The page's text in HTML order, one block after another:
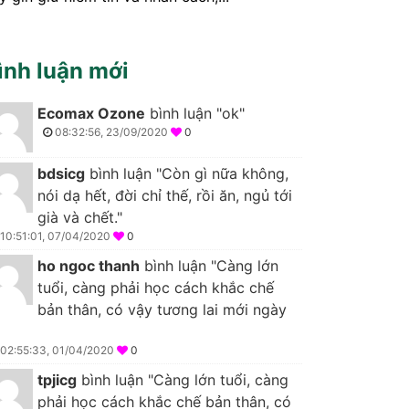
luận mới
Ecomax Ozone bình luận "ok"
08:32:56, 23/09/2020 0
bdsicg bình luận "Còn gì nữa không,
nói dạ hết, đời chỉ thế, rồi ăn, ngủ tới
già và chết."
10:51:01, 07/04/2020 0
ho ngoc thanh bình luận "Càng lớn
tuổi, càng phải học cách khắc chế
bản thân, có vậy tương lai mới ngày
02:55:33, 01/04/2020 0
tpjicg bình luận "Càng lớn tuổi, càng
phải học cách khắc chế bản thân, có